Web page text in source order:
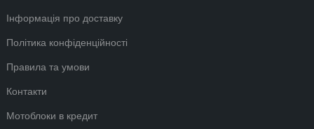
Інформація про доставку
Політика конфіденційності
Правила та умови
Контакти
Мотоблоки в кредит